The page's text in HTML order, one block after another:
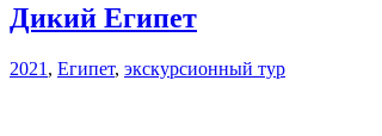
Дикий Египет
2021 , Египет, экскурсионный тур